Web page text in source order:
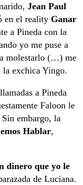
Jean Paul
en el reality Ganar
a Pineda con la
yo me puse a
molestarlo (…) me
exchica Yingo.
a Pineda
Faloon le
embargo, la
Hablar,
dinero que yo le
de Luciana.